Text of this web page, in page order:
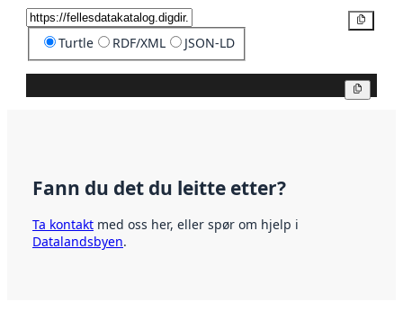
Turtle RDF/XML JSON-LD
Fann du det du leitte etter?
Ta kontakt med oss her, eller spør om hjelp i
Datalandsbyen.